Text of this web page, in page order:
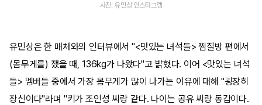
사진: 유민상 인스타그램
유민상은 한 매체와의 인터뷰에서 "<맛있는 녀석들> 찜질방 편에서
(몸무게를) 쟀을 때, 136kg가 나왔다"고 밝혔다. 이어 <맛있는 녀석
들> 멤버들 중에서 가장 몸무게가 많이 나가는 이유에 대해 "굉장히
장신이다"라며 "키가 조인성 씨랑 같다. 나이는 공유 씨랑 동갑이다.